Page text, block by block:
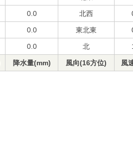
0.0 北西
0.0 東北東
0.0 北
降水量(mm) 風向(16方位) 風